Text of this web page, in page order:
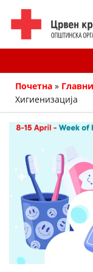
Почетна »
Хигиенизација